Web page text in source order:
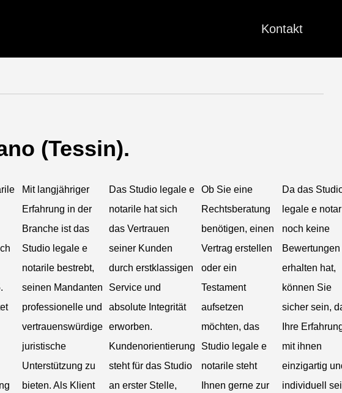
Kontakt
(Tessin).
Mit langjähriger
Erfahrung in der
Branche ist das
Studio legale e
notarile bestrebt,
seinen Mandanten
professionelle und
vertrauenswürdige
juristische
Unterstützung zu
bieten. Als Klient
Das Studio legale e
notarile hat sich
das Vertrauen
seiner Kunden
durch erstklassigen
Service und
absolute Integrität
erworben.
Kundenorientierung
steht für das Studio
an erster Stelle,
Ob Sie eine
Rechtsberatung
benötigen, einen
Vertrag erstellen
oder ein
Testament
aufsetzen
möchten, das
Studio legale e
notarile steht
Ihnen gerne zur
Da das
legale e
noch keine
Bewertungen
erhalten hat,
können Sie
sicher sein,
Ihre
mit ihnen
einzigartig
individuell